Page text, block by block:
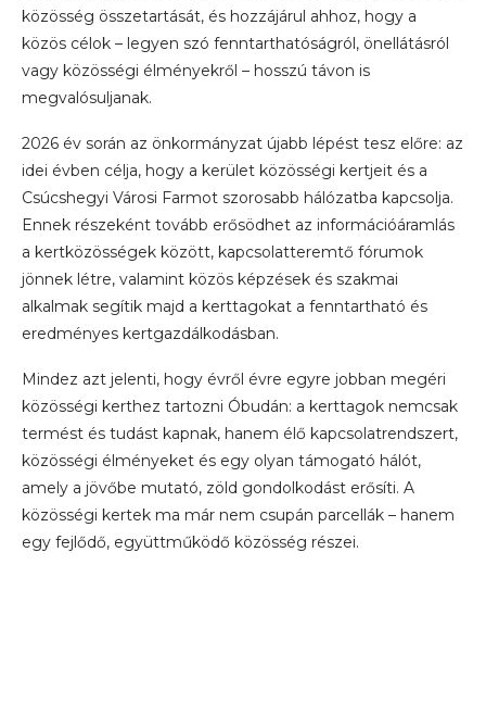
közösség összetartását, és hozzájárul ahhoz, hogy a
közös célok – legyen szó fenntarthatóságról, önellátásról
vagy közösségi élményekről – hosszú távon is
megvalósuljanak.
2026 év során az önkormányzat újabb lépést tesz előre: az
idei évben célja, hogy a kerület közösségi kertjeit és a
Csúcshegyi Városi Farmot szorosabb hálózatba kapcsolja.
Ennek részeként tovább erősödhet az információáramlás
a kertközösségek között, kapcsolatteremtő fórumok
jönnek létre, valamint közös képzések és szakmai
alkalmak segítik majd a kerttagokat a fenntartható és
eredményes kertgazdálkodásban.
Mindez azt jelenti, hogy évről évre egyre jobban megéri
közösségi kerthez tartozni Óbudán: a kerttagok nemcsak
termést és tudást kapnak, hanem élő kapcsolatrendszert,
közösségi élményeket és egy olyan támogató hálót,
amely a jövőbe mutató, zöld gondolkodást erősíti. A
közösségi kertek ma már nem csupán parcellák – hanem
egy fejlődő, együttműködő közösség részei.